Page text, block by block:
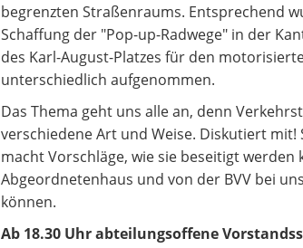
begrenzten Straßenraums. Entsprechend
Schaffung der "Pop-up-Radwege" in der
des Karl-August-Platzes für den
unterschiedlich aufgenommen.
Das Thema geht uns alle an, denn
verschiedene Art und Weise. Diskutiert
macht Vorschläge, wie sie beseitigt
Abgeordnetenhaus und von der BVV bei
können.
Ab 18.30 Uhr abteilungsoffene